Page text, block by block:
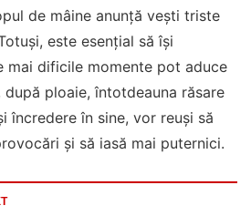
de mâine anunță vești triste
este esențial să își
mai dificile momente pot aduce
ploaie, întotdeauna răsare
încredere în sine, vor reuși să
și să iasă mai puternici.